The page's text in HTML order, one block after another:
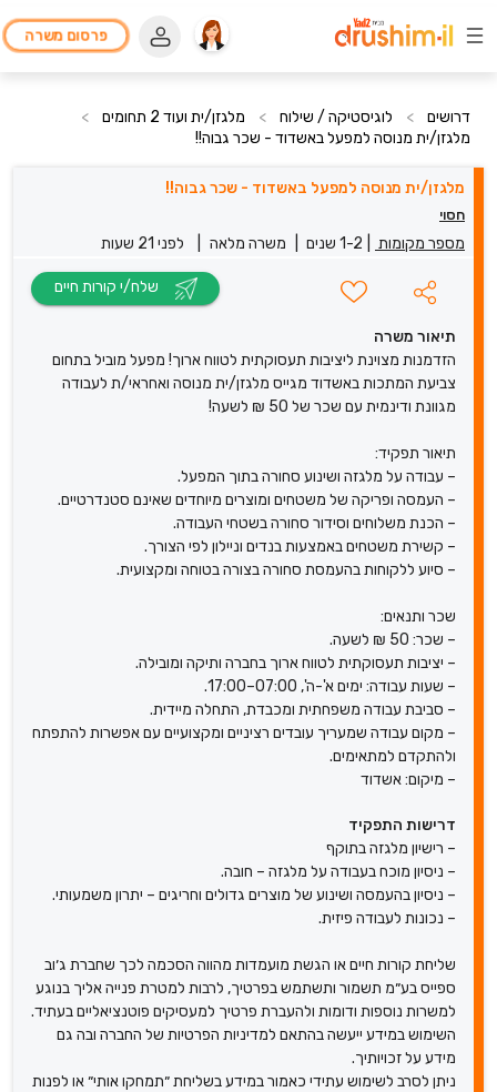
פרסום משרה
דרושים > לוגיסטיקה / שילוח > מלגזן/ית ועוד 2 תחומים
>
מלגזן/ית מנוסה למפעל באשדוד - שכר גבוה!!
מלגזן/ית מנוסה למפעל באשדוד - שכר גבוה!!
חסוי
מספר מקומות 1-2 שנים משרה מלאה לפני 21 שעות
תיאור משרה
הזדמנות מצוינת ליציבות תעסוקתית לטווח ארוך! מפעל מוביל בתחום
צביעת המתכות באשדוד מגייס מלגזן/ית מנוסה ואחראי/ת לעבודה
מגוונת ודינמית עם שכר של 50 ₪ לשעה!
תיאור תפקיד:
– עבודה על מלגזה ושינוע סחורה בתוך המפעל.
– העמסה ופריקה של משטחים ומוצרים מיוחדים שאינם סטנדרטיים.
– הכנת משלוחים וסידור סחורה בשטחי העבודה.
– קשירת משטחים באמצעות בנדים וניילון לפי הצורך.
– סיוע ללקוחות בהעמסת סחורה בצורה בטוחה ומקצועית.
שכר ותנאים:
– שכר: 50 ₪ לשעה.
– יציבות תעסוקתית לטווח ארוך בחברה ותיקה ומובילה.
– שעות עבודה: ימים א'-ה', 07:00–17:00.
– סביבת עבודה משפחתית ומכבדת, התחלה מיידית.
– מקום עבודה שמעריך עובדים רציניים ומקצועיים עם אפשרות להתפתח
ולהתקדם למתאימים.
– מיקום: אשדוד
דרישות התפקיד
– רישיון מלגזה בתוקף
– ניסיון מוכח בעבודה על מלגזה – חובה.
– ניסיון בהעמסה ושינוע של מוצרים גדולים וחריגים – יתרון משמעותי.
– נכונות לעבודה פיזית.
שליחת קורות חיים או הגשת מועמדות מהווה הסכמה לכך שחברת ג׳וב
ספייס בע״מ תשמור ותשתמש בפרטיך, לרבות למטרת פנייה אליך בנוגע
למשרות נוספות ודומות ולהעברת פרטיך למעסיקים פוטנציאליים בעתיד.
השימוש במידע ייעשה בהתאם למדיניות הפרטיות של החברה ובה גם
מידע על זכויותיך.
ניתן לסרב לשימוש עתידי כאמור במידע בשליחת ״תמחקו אותי״ או לפנות